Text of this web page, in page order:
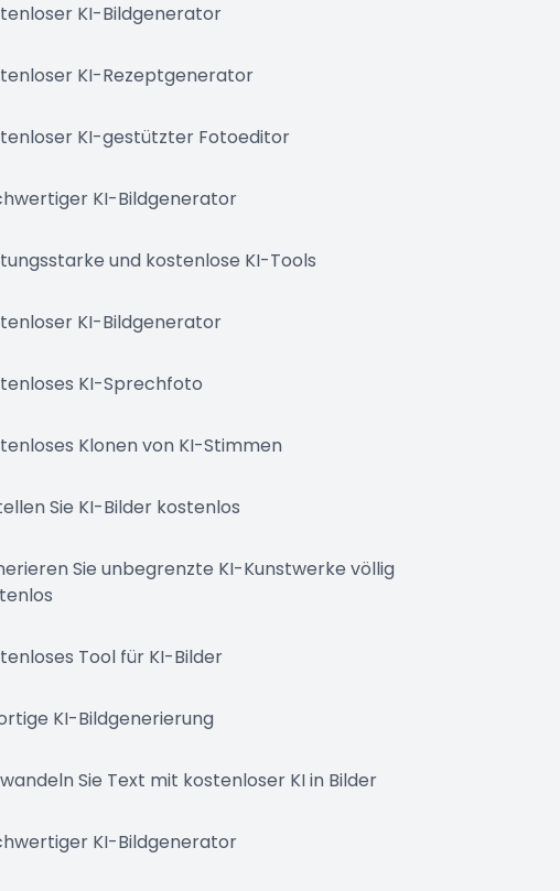
KI-Bildgenerator
KI-Rezeptgenerator
KI-gestützter Fotoeditor
KI-Bildgenerator
und kostenlose KI-Tools
KI-Bildgenerator
KI-Sprechfoto
Klonen von KI-Stimmen
Sie KI-Bilder kostenlos
Sie unbegrenzte KI-Kunstwerke völlig
Tool für KI-Bilder
KI-Bildgenerierung
Sie Text mit kostenloser KI in Bilder
KI-Bildgenerator